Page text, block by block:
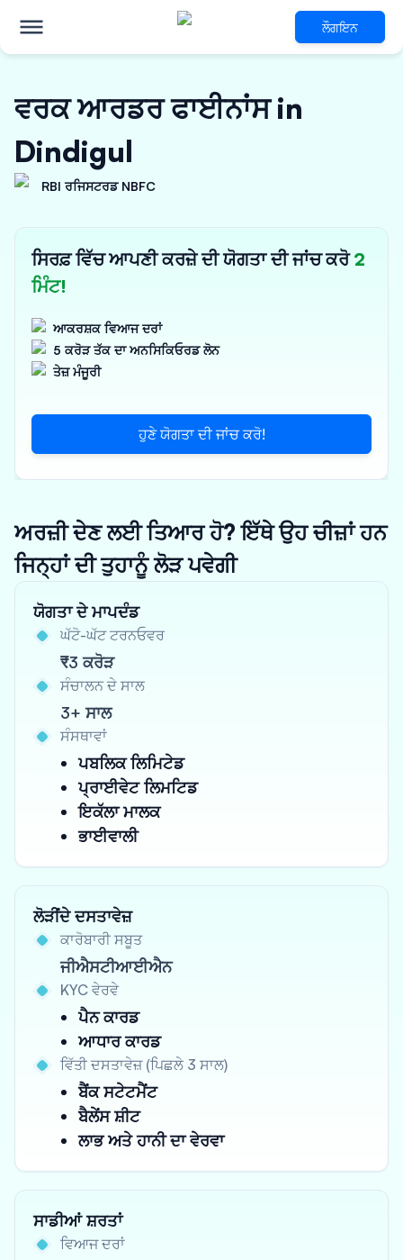
ਲੌਗਇਨ
ਵਰਕ ਆਰਡਰ ਫਾਈਨਾਂਸ in
Dindigul
RBI ਰਜਿਸਟਰਡ NBFC
ਸਿਰਫ਼ ਵਿੱਚ ਆਪਣੀ ਕਰਜ਼ੇ ਦੀ ਯੋਗਤਾ ਦੀ ਜਾਂਚ ਕਰੋ2
ਮਿੰਟ!
ਆਕਰਸ਼ਕ ਵਿਆਜ ਦਰਾਂ
5 ਕਰੋੜ ਤੱਕ ਦਾ ਅਨਸਿਕਿਓਰਡ ਲੋਨ
ਤੇਜ਼ ਮੰਜੂਰੀ
ਹੁਣੇ ਯੋਗਤਾ ਦੀ ਜਾਂਚ ਕਰੋ!
ਅਰਜ਼ੀ ਦੇਣ ਲਈ ਤਿਆਰ ਹੋ? ਇੱਥੇ ਉਹ ਚੀਜ਼ਾਂ ਹਨ
ਜਿਨ੍ਹਾਂ ਦੀ ਤੁਹਾਨੂੰ ਲੋੜ ਪਵੇਗੀ
ਯੋਗਤਾ ਦੇ ਮਾਪਦੰਡ
ਘੱਟੋ-ਘੱਟ ਟਰਨਓਵਰ
₹3 ਕਰੋੜ
ਸੰਚਾਲਨ ਦੇ ਸਾਲ
3+ ਸਾਲ
ਸੰਸਥਾਵਾਂ
ਪਬਲਿਕ ਲਿਮਿਟੇਡ
ਪ੍ਰਾਈਵੇਟ ਲਿਮਟਿਡ
ਇਕੱਲਾ ਮਾਲਕ
ਭਾਈਵਾਲੀ
ਲੋੜੀਂਦੇ ਦਸਤਾਵੇਜ਼
ਕਾਰੋਬਾਰੀ ਸਬੂਤ
ਜੀਐਸਟੀਆਈਐਨ
KYC ਵੇਰਵੇ
ਪੈਨ ਕਾਰਡ
ਆਧਾਰ ਕਾਰਡ
ਵਿੱਤੀ ਦਸਤਾਵੇਜ਼ (ਪਿਛਲੇ 3 ਸਾਲ)
ਬੈਂਕ ਸਟੇਟਮੈਂਟ
ਬੈਲੇਂਸ ਸ਼ੀਟ
ਲਾਭ ਅਤੇ ਹਾਨੀ ਦਾ ਵੇਰਵਾ
ਸਾਡੀਆਂ ਸ਼ਰਤਾਂ
ਵਿਆਜ ਦਰਾਂ